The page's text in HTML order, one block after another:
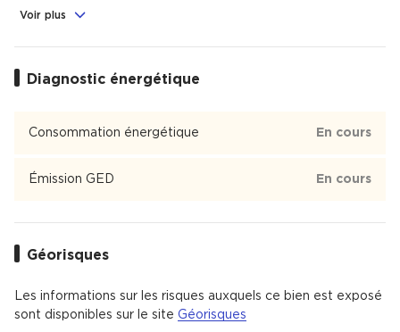
Voir plus
Diagnostic énergétique
Consommation énergétique En cours
Émission GED En cours
Géorisques
Les informations sur les risques auxquels ce bien est exposé
sont disponibles sur le site Géorisques